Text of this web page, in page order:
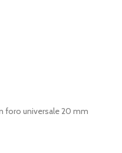
foro universale 20 mm